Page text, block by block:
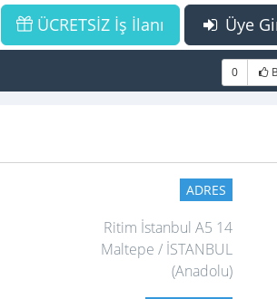
Üye
ÜCRETSİZ İş İlanı
0
ADRES
Ritim İstanbul A5 14
Maltepe / İSTANBUL
(Anadolu)